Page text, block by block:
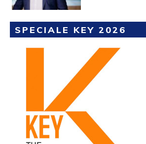
SPECIALE KEY 2026